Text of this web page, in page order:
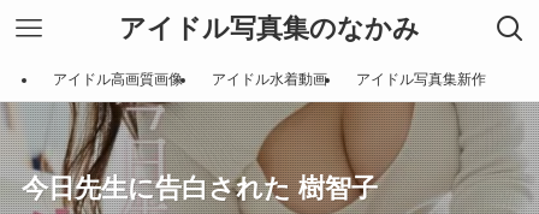
アイドル写真集のなかみ
アイドル高画質画像 アイドル水着動画 アイドル写真集新作
今日先生に告白された 樹智子